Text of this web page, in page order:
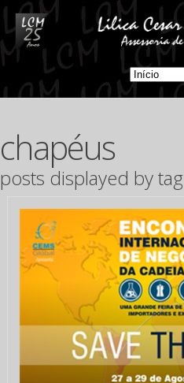
chapéus
posts displayed by tag